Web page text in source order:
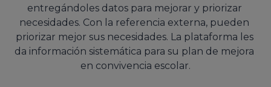
entregándoles datos para mejorar y priorizar
necesidades. Con la referencia externa, pueden
priorizar mejor sus necesidades. La plataforma les
da información sistemática para su plan de mejora
en convivencia escolar.